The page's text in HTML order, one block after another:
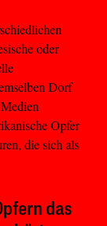
oder
Dorf
Opfer
die sich als
das